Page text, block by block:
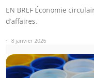
EN BREF Économie
d’affaires.
8 janvier 2026